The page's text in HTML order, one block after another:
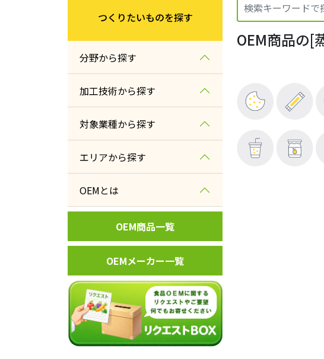
OEM商品の[
つくりたいものを探す
分野から探す
農産
畜産
調味料
菓子
飲料
日配品
その他食品
加工技術から探す
農産加工
水産加工
蒸し加工
フライ加工
抽出加工
液体加工
対象業種から探す
量販店・スーパー
土産物店
ホテル・旅館
メーカー
レジャー施設
業務用
エリアから探す
北海道
東北
関東
近畿
中国
四国
OEMとは
OEM商品一覧
OEMメーカー一覧